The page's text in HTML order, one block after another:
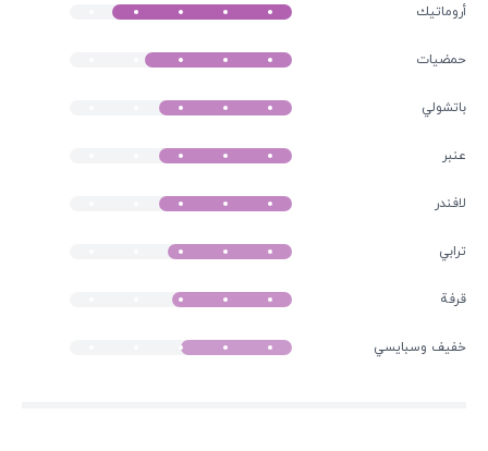
أروماتيك
حمضيات
باتشولي
عنبر
لافندر
ترابي
قرفة
خفیف وسبايسي